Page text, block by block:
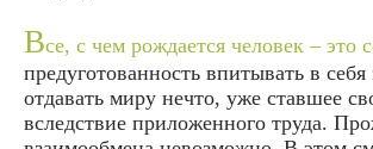
Все, с чем рождается человек – это
предуготованность впитывать в
отдавать миру нечто, уже ставшее
вследствие приложенного труда.